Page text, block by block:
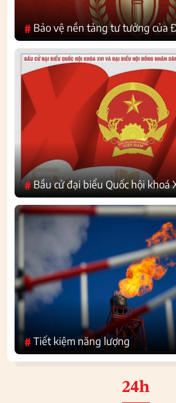
# Bảo vệ nền tảng tư tưởng của
#Bầu cử đại biểu Quốc hội khoá
#Tiết kiệm năng lượng
24h